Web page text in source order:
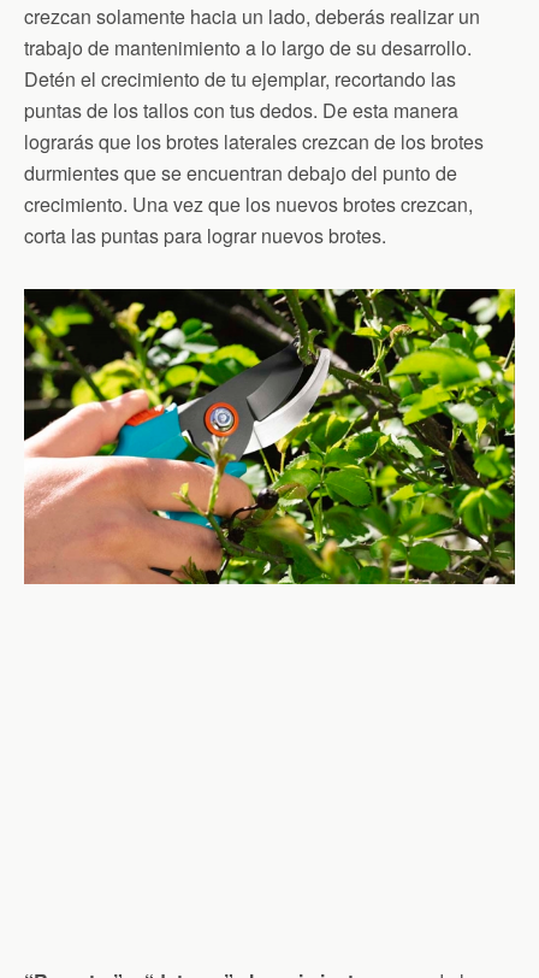
crezcan solamente hacia un lado, deberás realizar un
trabajo de mantenimiento a lo largo de su desarrollo.
Detén el crecimiento de tu ejemplar, recortando las
puntas de los tallos con tus dedos. De esta manera
lograrás que los brotes laterales crezcan de los brotes
durmientes que se encuentran debajo del punto de
crecimiento. Una vez que los nuevos brotes crezcan,
corta las puntas para lograr nuevos brotes.